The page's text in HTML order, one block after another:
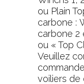
ou Plain
carbone :
carbone 2
ou « Top
Veuillez
voiliers de